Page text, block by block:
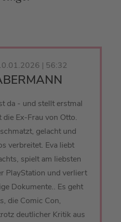
| 56:32
da - und stellt erstmal
die Ex-Frau von Otto.
gelacht und
verbreitet. Eva liebt
spielt am liebsten
PlayStation und verliert
Dokumente.. Es geht
die Comic Con,
deutlicher Kritik aus